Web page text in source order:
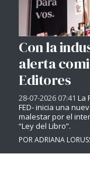
Con la
alerta
Editores
28-07-2026 07:41 La
FED- inicia una
malestar por el
“Ley del Libro”.
POR ADRIANA